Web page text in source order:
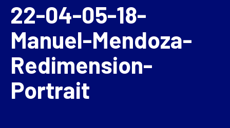
22-04-05-18-
Manuel-Mendoza-
Redimension-
Portrait